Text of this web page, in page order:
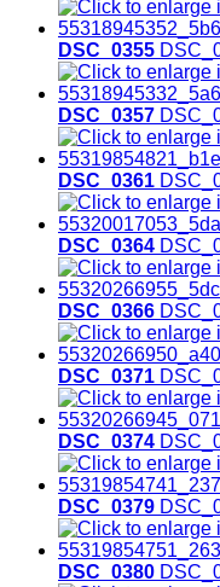
DSC_0355
DSC_0357
DSC_0361
DSC_0364
DSC_0366
DSC_0371
DSC_0374
DSC_0379
DSC_0380